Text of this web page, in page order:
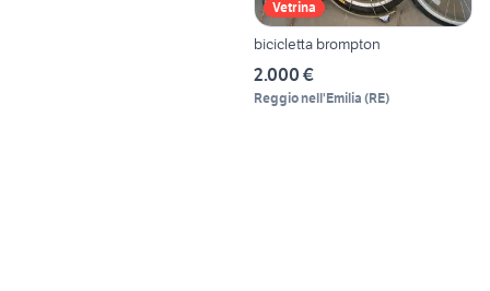
Vetrina
bicicletta brompton
2.000 €
Reggio nell'Emilia (RE)